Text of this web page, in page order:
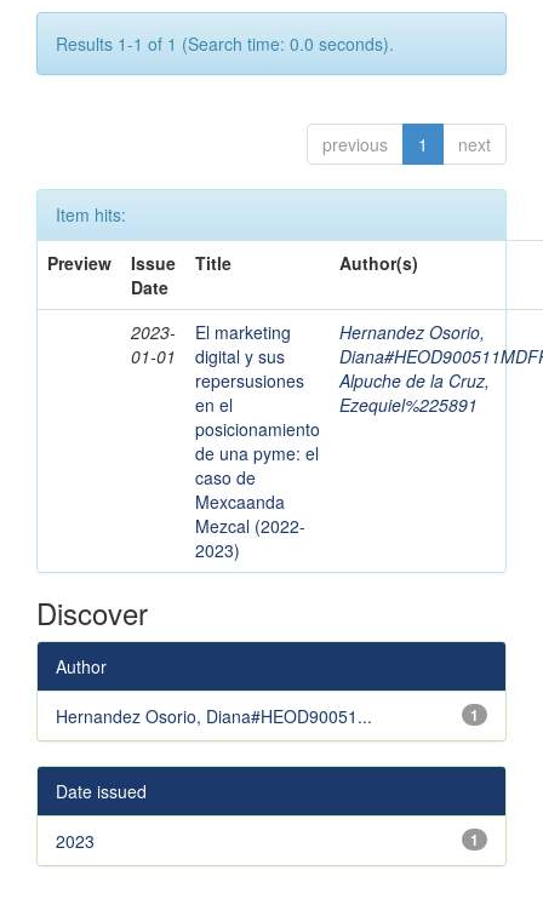
Results 1-1 of 1 (Search time: 0.0 seconds).
previous 1 next
Item hits:
Preview
Issue
Date
Title Author(s)
2023-
01-01
El marketing
digital y sus
repersusiones
en el
posicionamiento
de una pyme: el
caso de
Mexcaanda
Mezcal (2022-
2023)
Hernandez Osorio,
Alpuche de la Cruz,
Ezequiel%225891
Discover
Author
1
Hernandez Osorio, Diana#HEOD90051...
Date issued
1
2023